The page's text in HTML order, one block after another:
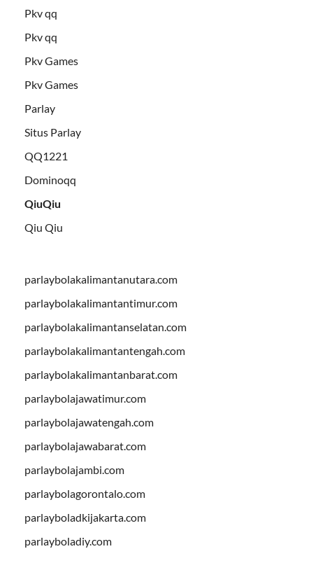
Pkv qq
Pkv qq
Pkv Games
Pkv Games
Parlay
Situs Parlay
QQ1221
Dominoqq
QiuQiu
Qiu Qiu
parlaybolakalimantanutara.com
parlaybolakalimantantimur.com
parlaybolakalimantanselatan.com
parlaybolakalimantantengah.com
parlaybolakalimantanbarat.com
parlaybolajawatimur.com
parlaybolajawatengah.com
parlaybolajawabarat.com
parlaybolajambi.com
parlaybolagorontalo.com
parlayboladkijakarta.com
parlayboladiy.com